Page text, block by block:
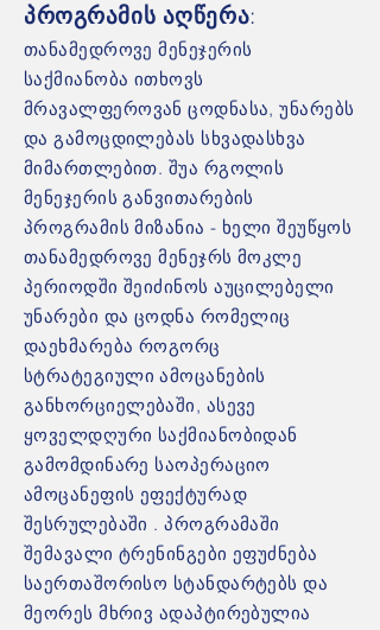
პროგრამის აღწერა:
თანამედროვე მენეჯერის
საქმიანობა ითხოვს
მრავალფეროვან ცოდნასა, უნარებს
და გამოცდილებას სხვადასხვა
მიმართლებით. შუა რგოლის
მენეჯერის განვითარების
პროგრამის მიზანია - ხელი შეუწყოს
თანამედროვე მენეჯრს მოკლე
პერიოდში შეიძინოს აუცილებელი
უნარები და ცოდნა რომელიც
დაეხმარება როგორც
სტრატეგიული ამოცანების
განხორციელებაში, ასევე
ყოველდღური საქმიანობიდან
გამომდინარე საოპერაციო
ამოცანეფის ეფექტურად
შესრულებაში . პროგრამაში
შემავალი ტრენინგები ეფუძნება
საერთაშორისო სტანდარტებს და
მეორეს მხრივ ადაპტირებულია